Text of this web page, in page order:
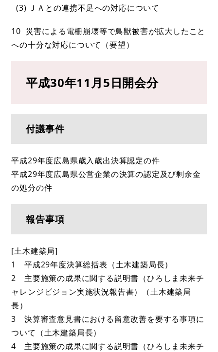
(3) ＪＡとの連携不足への対応について
10 災害による電柵崩壊等で鳥獣被害が拡大したこと
への十分な対応について（要望）
平成30年11月5日開会分
付議事件
平成29年度広島県歳入歳出決算認定の件
平成29年度広島県公営企業の決算の認定及び剰余金
の処分の件
報告事項
[土木建築局]
1 平成29年度決算総括表（土木建築局長）
2 主要施策の成果に関する説明書（ひろしま未来チ
ャレンジビジョン実施状況報告書）（土木建築局
長）
3 決算審査意見書における留意改善を要する事項に
ついて（土木建築局長）
4 主要施策の成果に関する説明書（ひろしま未来チ